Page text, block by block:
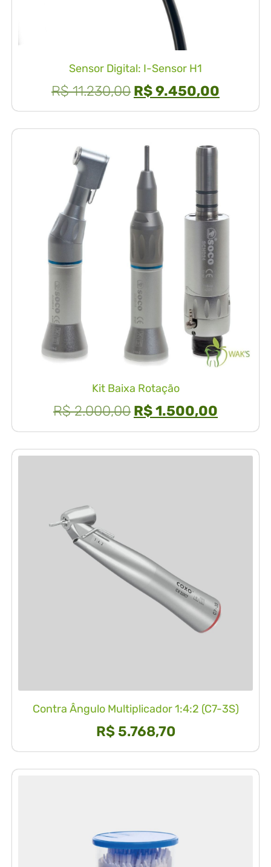
Sensor Digital: I-Sensor H1
R$11.230,00 R$9.450,00
Kit Baixa Rotação
R$2.000,00 R$1.500,00
Contra Ângulo Multiplicador 1:4:2 (C7-3S)
R$5.768,70